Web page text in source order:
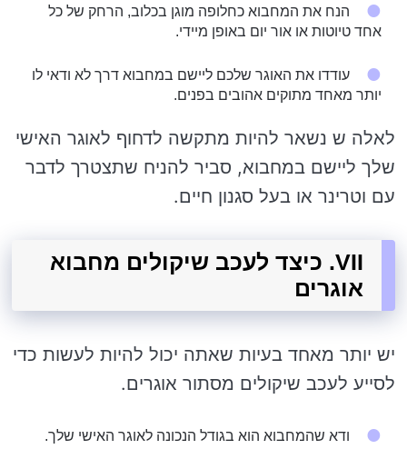
הנח את המחבוא כחלופה מוגן בכלוב, הרחק של כל
אחד טיוטות או אור יום באופן מיידי.
עודדו את האוגר שלכם ליישם במחבוא דרך לא ודאי לו
יותר מאחד מתוקים אהובים בפנים.
לאלה ש נשאר להיות מתקשה לדחוף לאוגר האישי
שלך ליישם במחבוא, סביר להניח שתצטרך לדבר
עם וטרינר או בעל סגנון חיים.
VII. כיצד לעכב שיקולים מחבוא
אוגרים
יש יותר מאחד בעיות שאתה יכול להיות לעשות כדי
לסייע לעכב שיקולים מסתור אוגרים.
ודא שהמחבוא הוא בגודל הנכונה לאוגר האישי שלך.